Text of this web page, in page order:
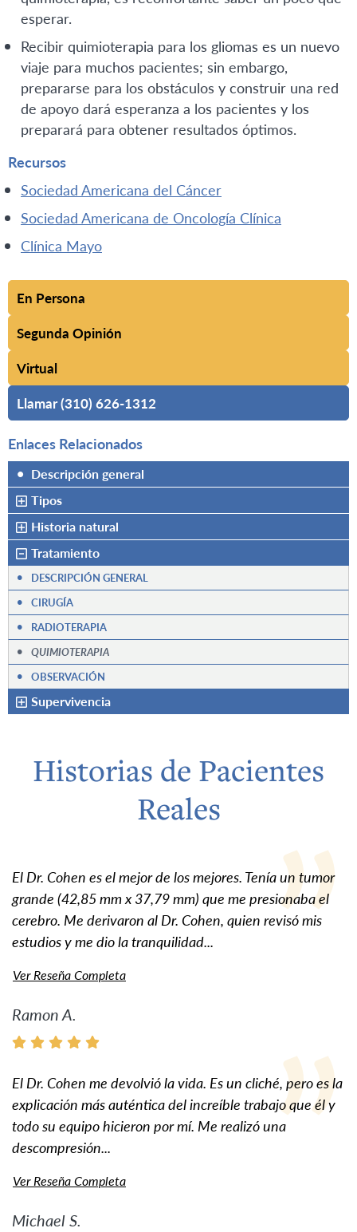
esperar.
Recibir quimioterapia para los gliomas es un nuevo
viaje para muchos pacientes; sin embargo,
prepararse para los obstáculos y construir una red
de apoyo dará esperanza a los pacientes y los
preparará para obtener resultados óptimos.
Recursos
Sociedad Americana del Cáncer
Sociedad Americana de Oncología Clínica
Clínica Mayo
En Persona
Segunda Opinión
Virtual
Llamar (310) 626-1312
Enlaces Relacionados
• Descripción general
Tipos
Historia natural
Tratamiento
•
DESCRIPCIÓN GENERAL
• CIRUGÍA
•
RADIOTERAPIA
• QUIMIOTERAPIA
• OBSERVACIÓN
Supervivencia
Historias de Pacientes
Reales
El Dr. Cohen es el mejor de los mejores. Tenía un tumor
grande (42,85 mm x 37,79 mm) que me presionaba el
cerebro. Me derivaron al Dr. Cohen, quien revisó mis
estudios y me dio la tranquilidad...
Ver Reseña Completa
Ramon A.
El Dr. Cohen me devolvió la vida. Es un cliché, pero es la
explicación más auténtica del increíble trabajo que él y
todo su equipo hicieron por mí. Me realizó una
descompresión...
Ver Reseña Completa
Michael S.